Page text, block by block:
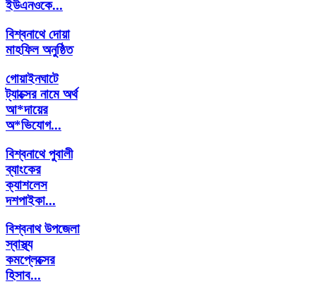
ইউএনওকে...
বিশ্বনাথে দোয়া
মাহফিল অনুষ্ঠিত
গোয়াইনঘাটে
ট্যাক্সের নামে অর্থ
আ*দায়ের
অ*ভিযোগ...
বিশ্বনাথে পুবালী
ব্যাংকের
ক্যাশলেস
দশপাইকা...
বিশ্বনাথ উপজেলা
স্বাস্থ্য
কমপ্লেক্সের
হিসাব...